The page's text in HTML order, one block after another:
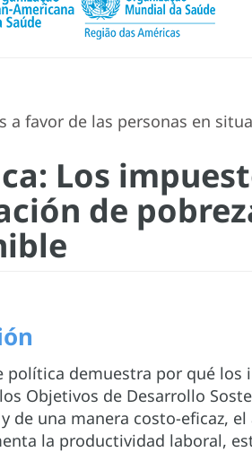
a favor de las personas en
Los
de
política demuestra por qué
Objetivos de Desarrollo
de una manera costo-eficaz,
la productividad laboral,